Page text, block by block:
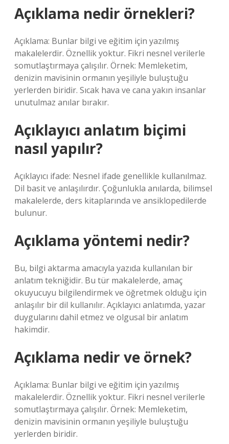
Açıklama nedir örnekleri?
Açıklama: Bunlar bilgi ve eğitim için yazılmış
makalelerdir. Öznellik yoktur. Fikri nesnel verilerle
somutlaştırmaya çalışılır. Örnek: Memleketim,
denizin mavisinin ormanın yeşiliyle buluştuğu
yerlerden biridir. Sıcak hava ve cana yakın insanlar
unutulmaz anılar bırakır.
Açıklayıcı anlatım biçimi
nasıl yapılır?
Açıklayıcı ifade: Nesnel ifade genellikle kullanılmaz.
Dil basit ve anlaşılırdır. Çoğunlukla anılarda, bilimsel
makalelerde, ders kitaplarında ve ansiklopedilerde
bulunur.
Açıklama yöntemi nedir?
Bu, bilgi aktarma amacıyla yazıda kullanılan bir
anlatım tekniğidir. Bu tür makalelerde, amaç
okuyucuyu bilgilendirmek ve öğretmek olduğu için
anlaşılır bir dil kullanılır. Açıklayıcı anlatımda, yazar
duygularını dahil etmez ve olgusal bir anlatım
hakimdir.
Açıklama nedir ve örnek?
Açıklama: Bunlar bilgi ve eğitim için yazılmış
makalelerdir. Öznellik yoktur. Fikri nesnel verilerle
somutlaştırmaya çalışılır. Örnek: Memleketim,
denizin mavisinin ormanın yeşiliyle buluştuğu
yerlerden biridir.